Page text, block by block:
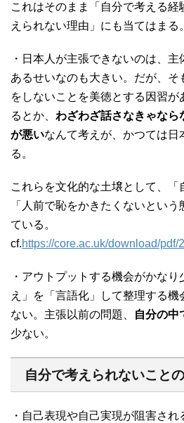
これはそのまま「自分で考える
えられない理由」にも当てはまる。
・日本人が主張できないのは、
あるせいなのも大きい。だが、
をしないことを美徳とする因習
るとか、 わざわざ話さなきゃなら
が悪いなんて考えが、かつては日
る。
これらを文化的な土壌として、「
「人前で恥をかきたくないとい
ている。
cf.https://core.ac.uk/download/pdf/
・アウトプットする機会がかな
え」を「言語化」して整理する
ない。主張以前の問題、
自分の中
少ない。
自分で考えられないこと
・自己表現や自己実現が阻害さ